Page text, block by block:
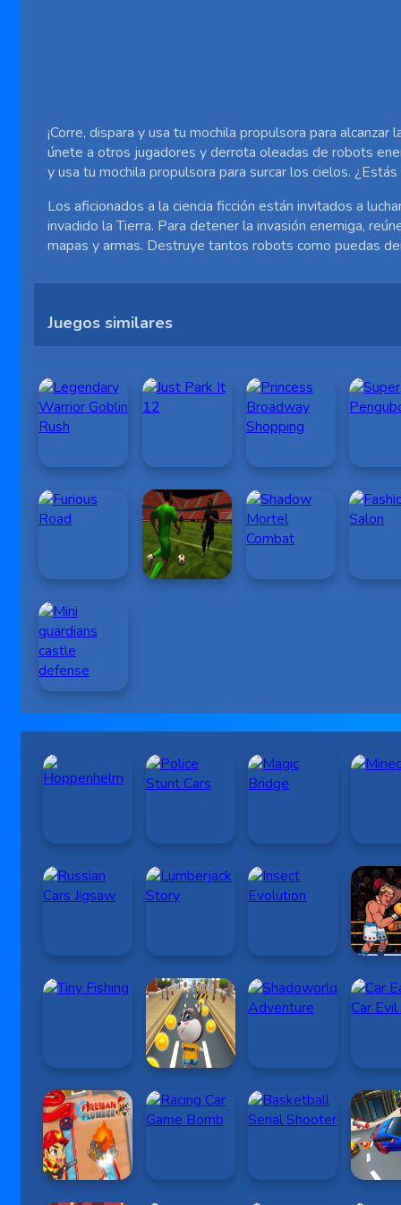
¡Corre, dispara y usa tu mochila propulsora para
únete a otros jugadores y derrota oleadas de robots
y usa tu mochila propulsora para surcar los cielos.
Los aficionados a la ciencia ficción están invitados a
invadido la Tierra. Para detener la invasión enemiga,
mapas y armas. Destruye tantos robots como puedas
Juegos similares